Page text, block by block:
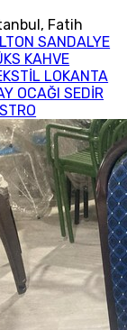
, Fatih
SANDALYE
KAHVE
LOKANTA
OCAĞI SEDİR